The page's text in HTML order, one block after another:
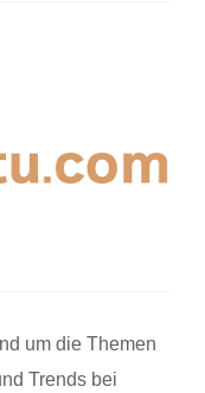
um die Themen
Trends bei